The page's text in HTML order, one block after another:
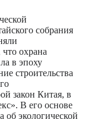
собрания
охрана
в эпоху
строительства
закон Китая, в
В его основе
экологической